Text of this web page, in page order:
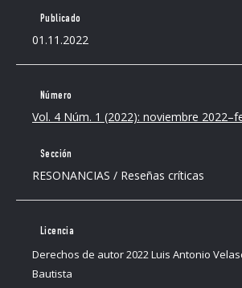
Publicado
01.11.2022
Número
Vol. 4 Núm. 1 (2022): noviembre
Sección
RESONANCIAS / Reseñas críticas
Licencia
Derechos de autor 2022 Luis Antonio
Bautista